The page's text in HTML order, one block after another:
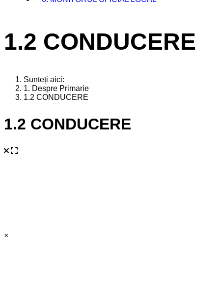
1.2 CONDUCERE
Sunteți aici:
1. Despre Primarie
1.2 CONDUCERE
1.2 CONDUCERE
×